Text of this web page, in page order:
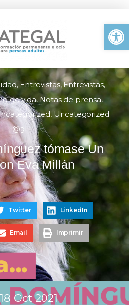
, Entrevistas,Entrevistas,
de vida, Notas de prensa,
,Uncategorized
@gl
tómase Un
Eva Millán
Twitter LinkedIn
Email Imprimir
18 Oct 2021